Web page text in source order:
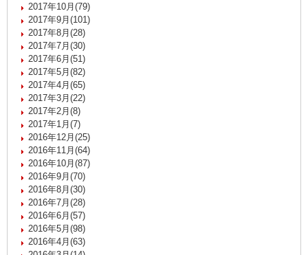
2017年10月(79)
2017年9月(101)
2017年8月(28)
2017年7月(30)
2017年6月(51)
2017年5月(82)
2017年4月(65)
2017年3月(22)
2017年2月(8)
2017年1月(7)
2016年12月(25)
2016年11月(64)
2016年10月(87)
2016年9月(70)
2016年8月(30)
2016年7月(28)
2016年6月(57)
2016年5月(98)
2016年4月(63)